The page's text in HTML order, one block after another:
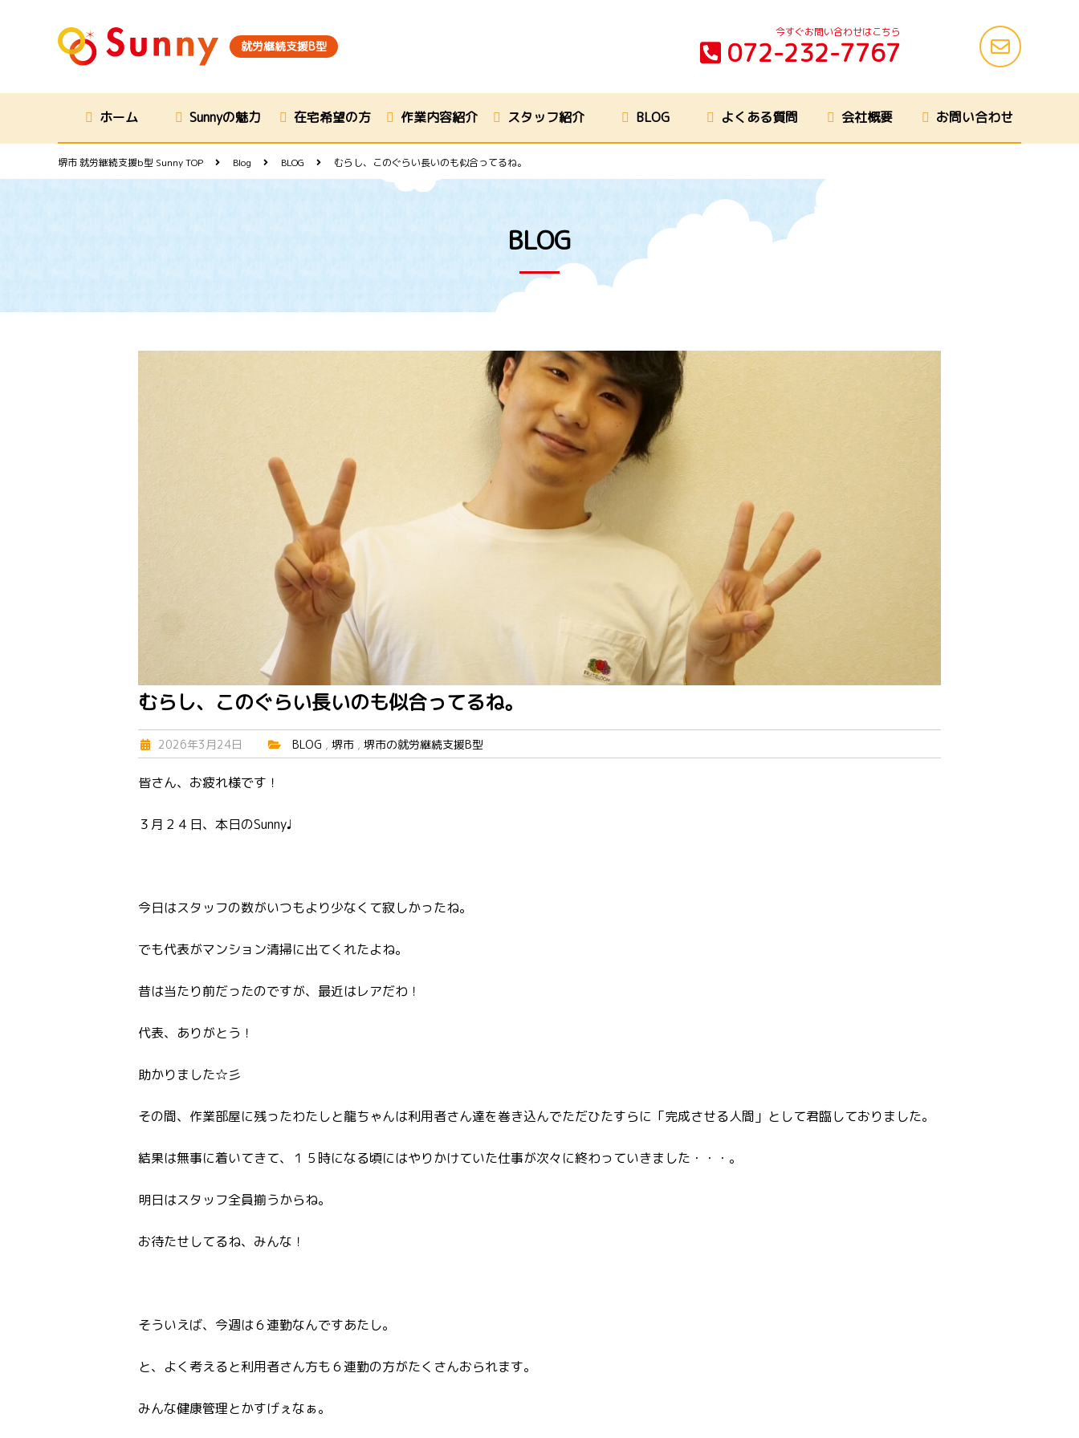
就労継続支援B型
今すぐお問い合わせはこちら
072-232-7767
ホーム Sunnyの魅力 在宅希望の方 作業内容紹介 スタッフ紹介 BLOG よくある質問 会社概要 お問い合わせ
堺市 就労継続支援b型 SunnyTOP Blog BLOG むらし、このぐらい長いのも似合ってるね。
BLOG
むらし、このぐらい長いのも似合ってるね。
2026年3月24日 BLOG , 堺市, 堺市の就労継続支援B型
皆さん、お疲れ様です！
３月２４日、本日のSunny♩
今日はスタッフの数がいつもより少なくて寂しかったね。
でも代表がマンション清掃に出てくれたよね。
昔は当たり前だったのですが、最近はレアだわ！
代表、ありがとう！
助かりました☆彡
その間、作業部屋に残ったわたしと龍ちゃんは利用者さん達を巻き込んでただひたすらに「完成させる人間」として君臨しておりました。
結果は無事に着いてきて、１５時になる頃にはやりかけていた仕事が次々に終わっていきました・・・。
明日はスタッフ全員揃うからね。
お待たせしてるね、みんな！
そういえば、今週は６連勤なんですあたし。
と、よく考えると利用者さん方も６連勤の方がたくさんおられます。
みんな健康管理とかすげぇなぁ。